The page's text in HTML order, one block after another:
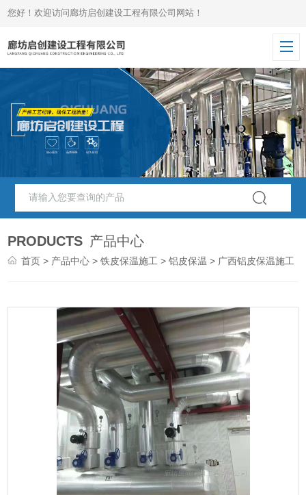
您好！欢迎访问廊坊启创建设工程有限公司网站！
PRODUCTS 产品中心
首页 > 产品中心 >铁皮保温施工 >铝皮保温 > 广西铝皮保温施工